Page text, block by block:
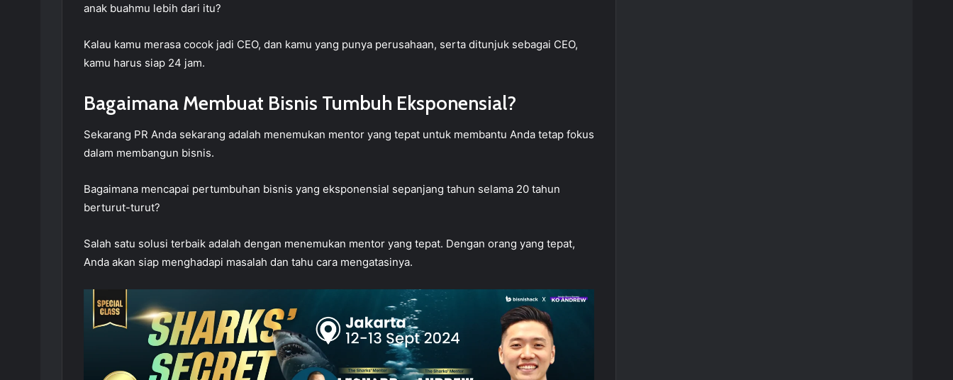
anak buahmu lebih dari itu?
Kalau kamu merasa cocok jadi CEO, dan kamu yang punya perusahaan, serta ditunjuk sebagai CEO,
kamu harus siap 24 jam.
Bagaimana Membuat Bisnis Tumbuh Eksponensial?
Sekarang PR Anda sekarang adalah menemukan mentor yang tepat untuk membantu Anda tetap fokus
dalam membangun bisnis.
Bagaimana mencapai pertumbuhan bisnis yang eksponensial sepanjang tahun selama 20 tahun
berturut-turut?
Salah satu solusi terbaik adalah dengan menemukan mentor yang tepat. Dengan orang yang tepat,
Anda akan siap menghadapi masalah dan tahu cara mengatasinya.